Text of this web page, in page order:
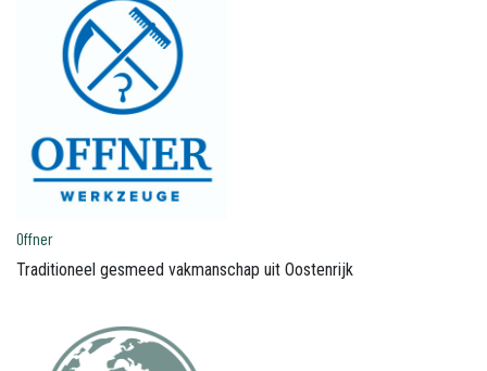
Offner
Traditioneel gesmeed vakmanschap uit Oostenrijk